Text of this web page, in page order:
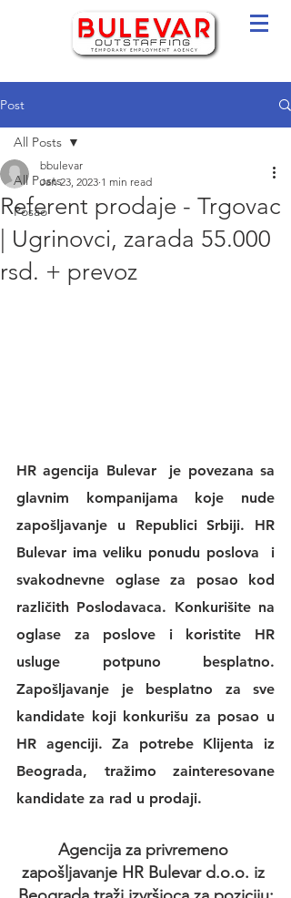
Post
All Posts
Posao
All Posts
Referent prodaje - Trgovac
| Ugrinovci, zarada 55.000
rsd. + prevoz
bbulevar
Jan 23, 2023 1 min read
HR agencija Bulevar
  je povezana sa
glavnim kompanijama koje nude
zapošljavanje u Republici Srbiji. HR
Bulevar ima veliku ponudu poslova
  i
svakodnevne oglase za posao kod
oglase za poslove i koristite HR
usluge potpuno besplatno.
Zapošljavanje je besplatno za sve
HR agenciji. Za potrebe Klijenta iz
Beograda, tražimo zainteresovane
kandidate za rad u prodaji.
Agencija za privremeno
zapošljavanje HR Bulevar d.o.o. iz